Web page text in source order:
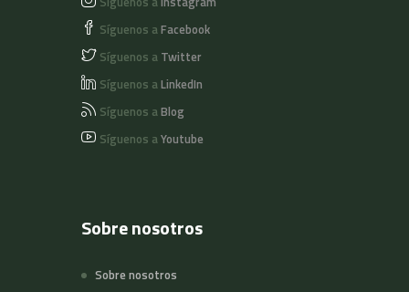
Síguenos aFacebook
Síguenos a Twitter
Síguenos aLinkedIn
Síguenos aBlog
Síguenos aYoutube
Sobre nosotros
Sobre nosotros